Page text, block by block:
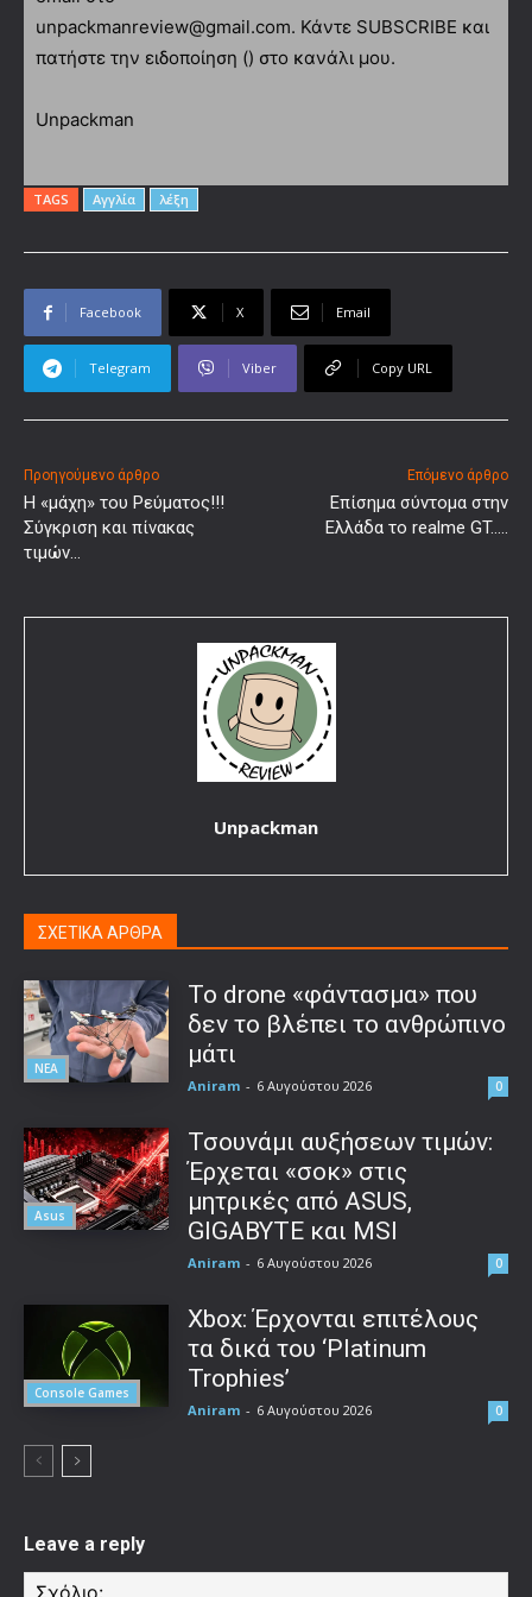
unpackmanreview@gmail.com. Κάντε SUBSCRIBE και
πατήστε την ειδοποίηση () στο κανάλι μου.
Unpackman
TAGS Αγγλία λέξη
Facebook X Email
Telegram Viber Copy URL
Προηγούμενο άρθρο
H «μάχη» του Ρεύματος!!!
Σύγκριση και πίνακας
τιμών…
Επόμενο άρθρο
Επίσημα σύντομα στην
Ελλάδα τo realme GT…..
Unpackman
ΣΧΕΤΙΚΑ ΑΡΘΡΑ
ΝΕΑ
Το drone «φάντασμα» που
δεν το βλέπει το ανθρώπινο
μάτι
Aniram - 6 Αυγούστου 2026 0
Asus
Τσουνάμι αυξήσεων τιμών:
Έρχεται «σοκ» στις
μητρικές από ASUS,
GIGABYTE και MSI
Aniram - 6 Αυγούστου 2026 0
Console Games
Xbox: Έρχονται επιτέλους
τα δικά του ‘Platinum
Trophies’
Aniram - 6 Αυγούστου 2026 0
Leave a reply